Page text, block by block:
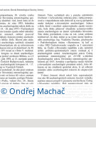
© Ondřej Machač